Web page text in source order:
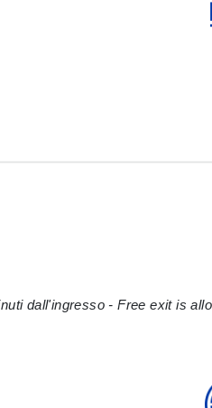
dall'ingresso - Free exit is